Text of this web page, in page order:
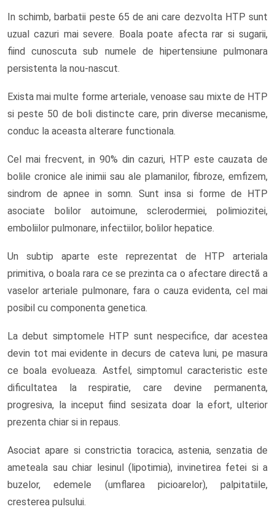
In schimb, barbatii peste 65 de ani care dezvolta HTP sunt
uzual cazuri mai severe. Boala poate afecta rar si sugarii,
fiind cunoscuta sub numele de hipertensiune pulmonara
persistenta la nou-nascut.
Exista mai multe forme arteriale, venoase sau mixte de HTP
si peste 50 de boli distincte care, prin diverse mecanisme,
conduc la aceasta alterare functionala.
Cel mai frecvent, in 90% din cazuri, HTP este cauzata de
bolile cronice ale inimii sau ale plamanilor, fibroze, emfizem,
sindrom de apnee in somn. Sunt insa si forme de HTP
asociate bolilor autoimune, sclerodermiei, polimiozitei,
emboliilor pulmonare, infectiilor, bolilor hepatice.
Un subtip aparte este reprezentat de HTP arteriala
primitiva, o boala rara ce se prezinta ca o afectare directă a
vaselor arteriale pulmonare, fara o cauza evidenta, cel mai
posibil cu componenta genetica.
La debut simptomele HTP sunt nespecifice, dar acestea
devin tot mai evidente in decurs de cateva luni, pe masura
ce boala evolueaza. Astfel, simptomul caracteristic este
dificultatea la respiratie, care devine permanenta,
progresiva, la inceput fiind sesizata doar la efort, ulterior
prezenta chiar si in repaus.
Asociat apare si constrictia toracica, astenia, senzatia de
ameteala sau chiar lesinul (lipotimia), invinetirea fetei si a
buzelor, edemele (umflarea picioarelor), palpitatiile,
cresterea pulsului.